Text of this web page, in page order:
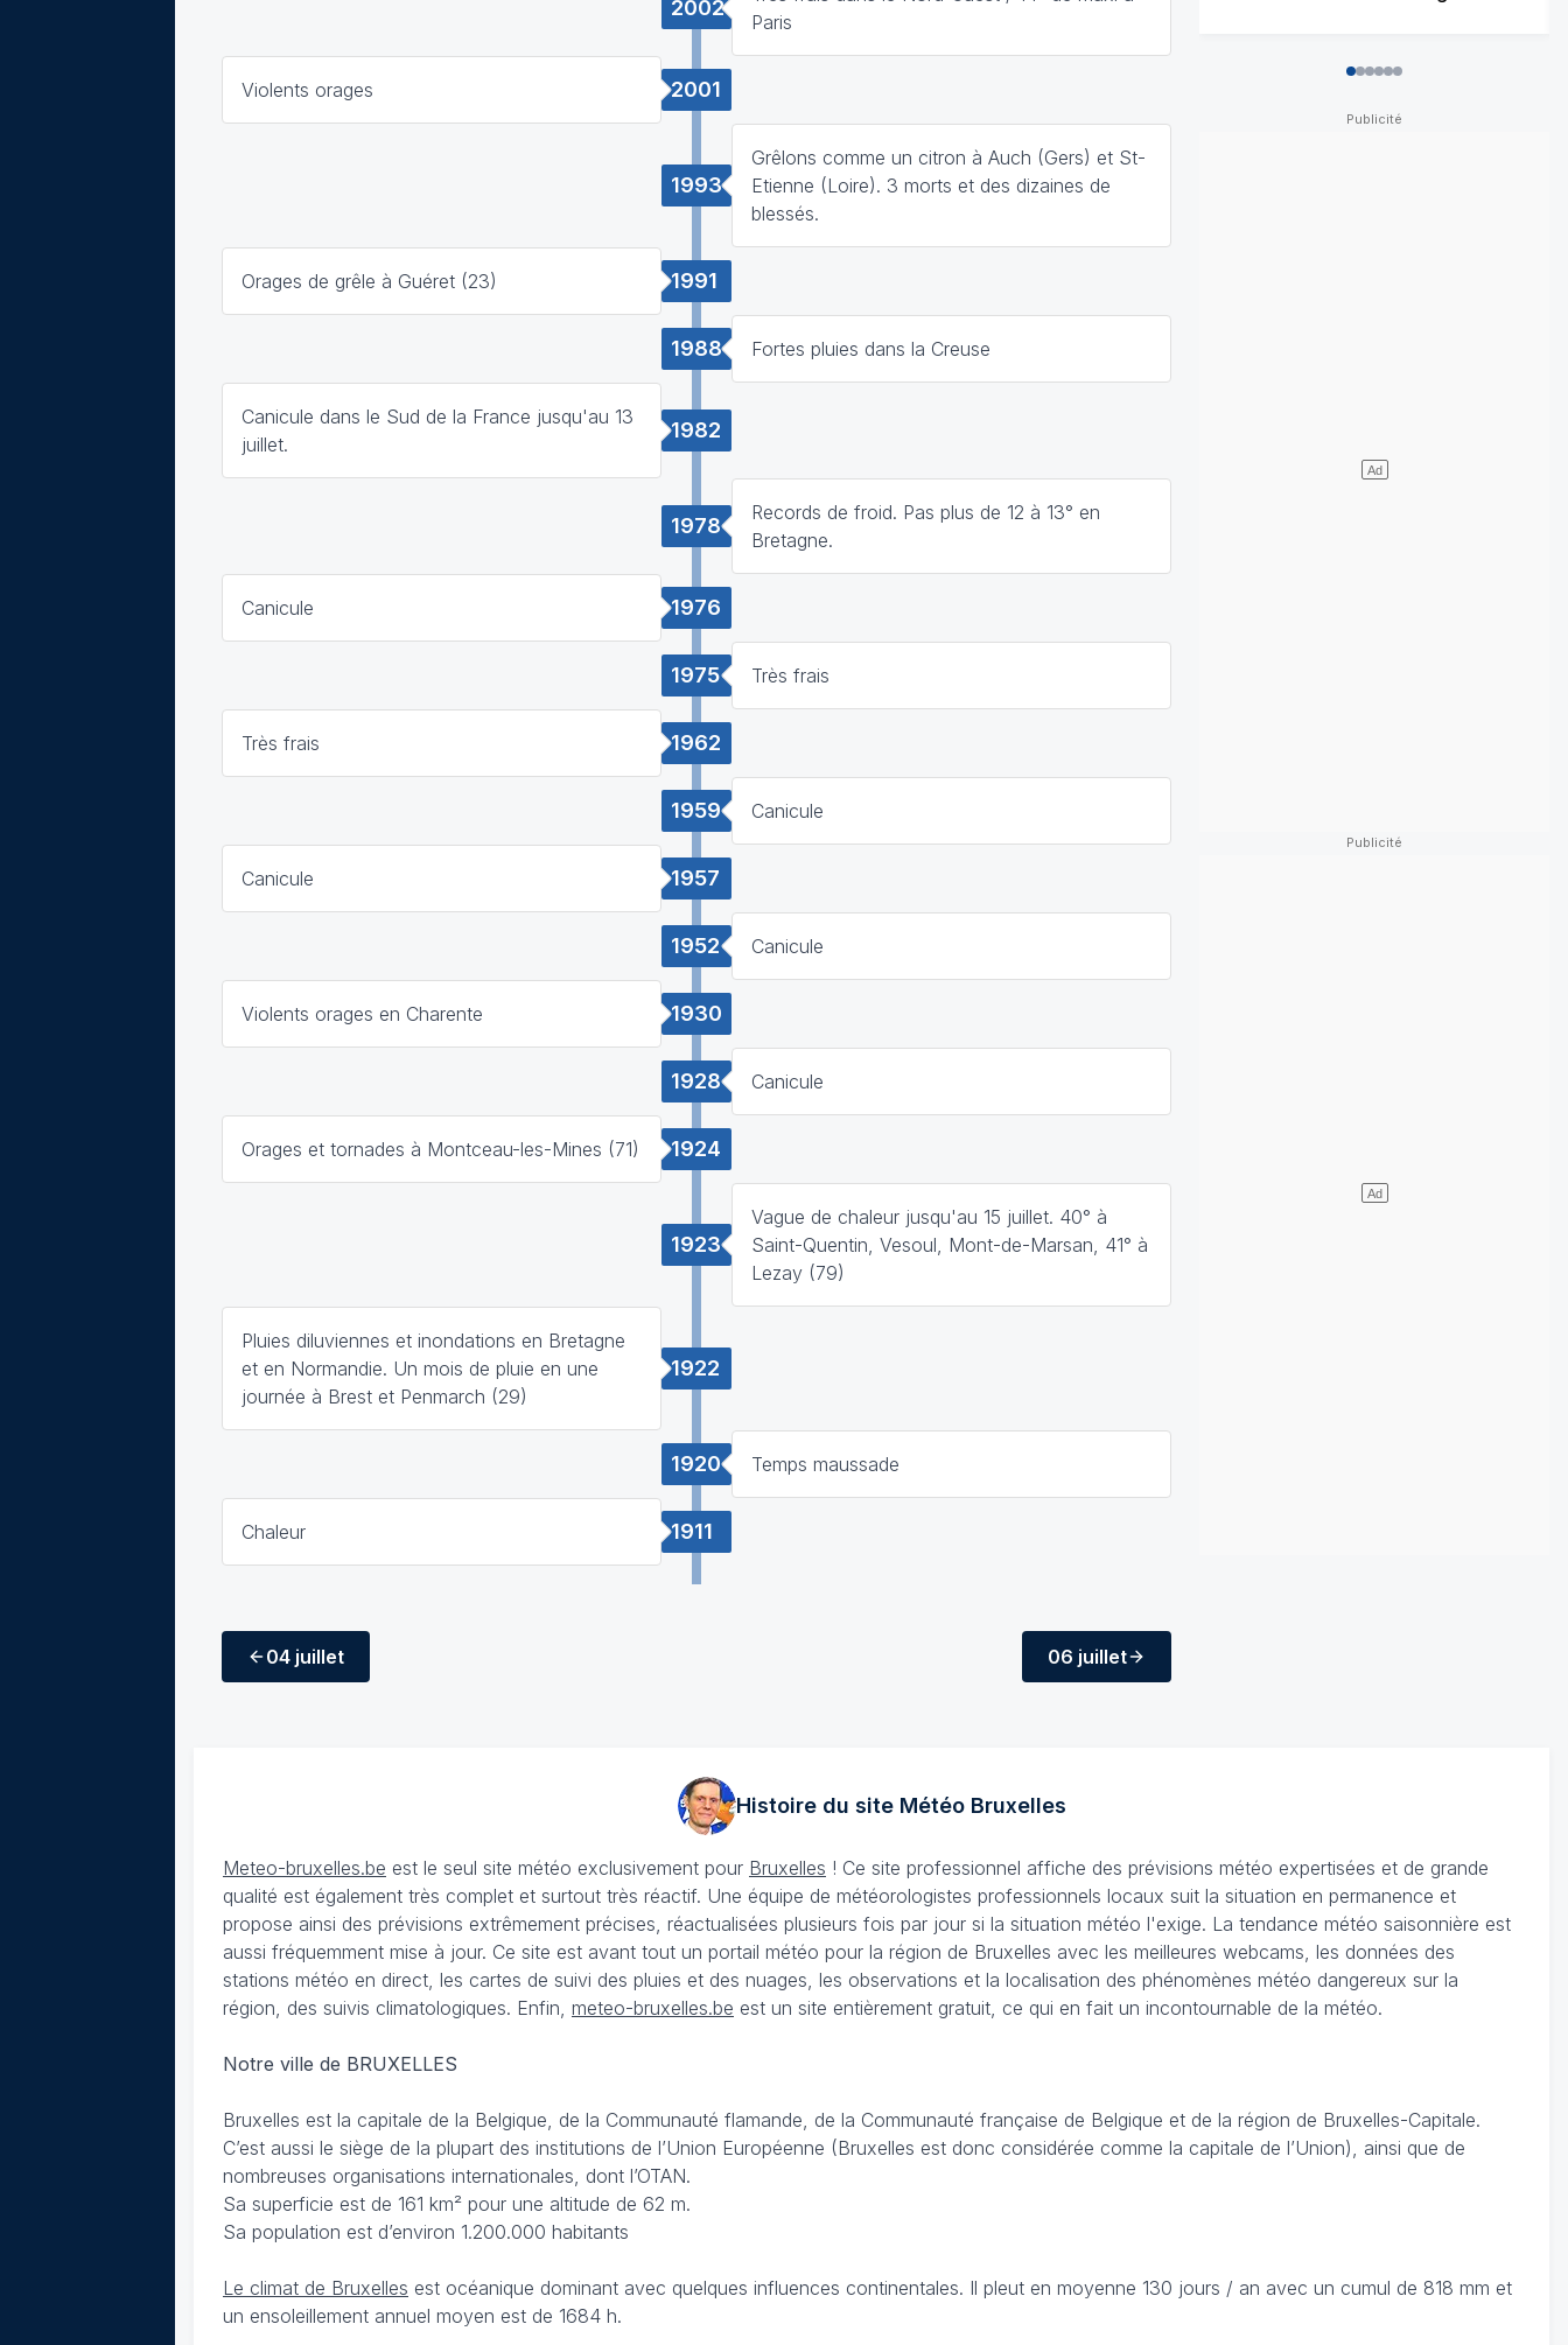
2002
Paris
2001
Violents orages
1993
Grêlons comme un citron à Auch (Gers) et St-
Etienne (Loire). 3 morts et des dizaines de
blessés.
1991
Orages de grêle à Guéret (23)
1988 Fortes pluies dans la Creuse
1982
Canicule dans le Sud de la France jusqu'au 13
juillet.
1978
Records de froid. Pas plus de 12 à 13° en
Bretagne.
1976
Canicule
1975 Très frais
1962
Très frais
1959 Canicule
1957
Canicule
1952 Canicule
1930
Violents orages en Charente
1928 Canicule
1924
Orages et tornades à Montceau-les-Mines (71)
1923
Vague de chaleur jusqu'au 15 juillet. 40° à
Saint-Quentin, Vesoul, Mont-de-Marsan, 41° à
Lezay (79)
1922
Pluies diluviennes et inondations en Bretagne
et en Normandie. Un mois de pluie en une
journée à Brest et Penmarch (29)
1920 Temps maussade
1911
Chaleur
04 juillet 06 juillet
012345
Histoire du site MétéoBruxelles
Meteo-bruxelles.be est le seul site météo exclusivement pour Bruxelles ! Ce site professionnel affiche des prévisions météo expertisées et de grande
qualité est également très complet et surtout très réactif. Une équipe de météorologistes professionnels locaux suit la situation en permanence et
propose ainsi des prévisions extrêmement précises, réactualisées plusieurs fois par jour si la situation météo l'exige. La tendance météo saisonnière est
aussi fréquemment mise à jour. Ce site est avant tout un portail météo pour la région de Bruxelles avec les meilleures webcams, les données des
stations météo en direct, les cartes de suivi des pluies et des nuages, les observations et la localisation des phénomènes météo dangereux sur la
région, des suivis climatologiques. Enfin, meteo-bruxelles.be est un site entièrement gratuit, ce qui en fait un incontournable de la météo.
Notre ville de BRUXELLES
Bruxelles est la capitale de la Belgique, de la Communauté flamande, de la Communauté française de Belgique et de la région de Bruxelles-Capitale.
C’est aussi le siège de la plupart des institutions de l’Union Européenne (Bruxelles est donc considérée comme la capitale de l’Union), ainsi que de
nombreuses organisations internationales, dont l’OTAN.
Sa superficie est de 161 km² pour une altitude de 62 m.
Sa population est d’environ 1.200.000 habitants
Le climat de Bruxelles est océanique dominant avec quelques influences continentales. Il pleut en moyenne 130 jours / an avec un cumul de 818 mm et
un ensoleillement annuel moyen est de 1684 h.